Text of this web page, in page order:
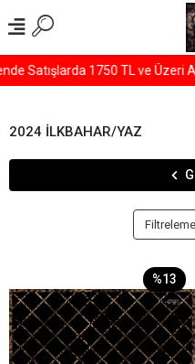
Satışlarda 1750 TL ve Üzeri
2024 İLKBAHAR/YAZ
Filtreleme
%13